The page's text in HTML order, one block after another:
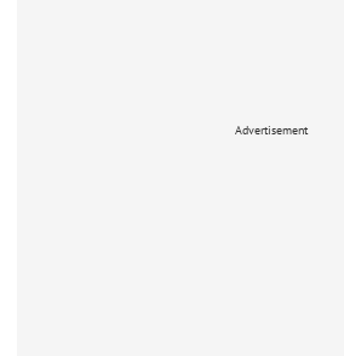
Advertisement